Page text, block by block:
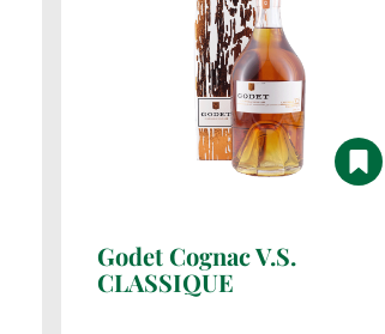
Godet Cognac V.S.
CLASSIQUE